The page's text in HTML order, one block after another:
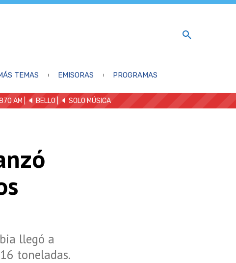
TEMAS EMISORAS PROGRAMAS
AM | 🔈 BELLO 🔈 SOLO MÚSICA
llegó a
toneladas.